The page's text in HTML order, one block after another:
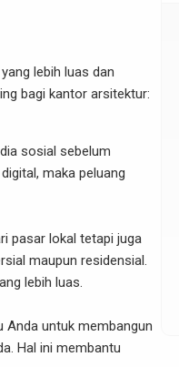
lebih luas dan
bagi kantor arsitektur:
sosial sebelum
maka peluang
pasar lokal tetapi juga
maupun residensial.
lebih luas.
Anda untuk membangun
Hal ini membantu